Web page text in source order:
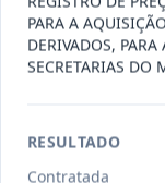
Pregão
Eletrônico
PARA A
DERIVADOS,
SECRETARIAS DO
RESULTADO
Contratada